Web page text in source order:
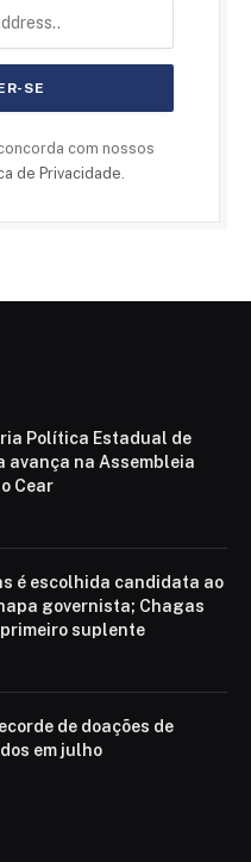
com nossos
de Privacidade.
Política Estadual de
avança na Assembleia
Cear
é escolhida candidata ao
governista; Chagas
suplente
de doações de
em julho